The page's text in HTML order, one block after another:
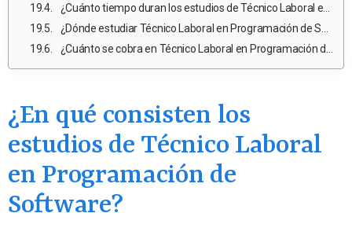
¿Cuánto tiempo duran los estudios de Técnico Laboral en Programación de Software?
¿Dónde estudiar Técnico Laboral en Programación de Software en México pública?
¿Cuánto se cobra en Técnico Laboral en Programación de Software en México?
¿En qué consisten los
estudios de Técnico Laboral
en Programación de
Software?